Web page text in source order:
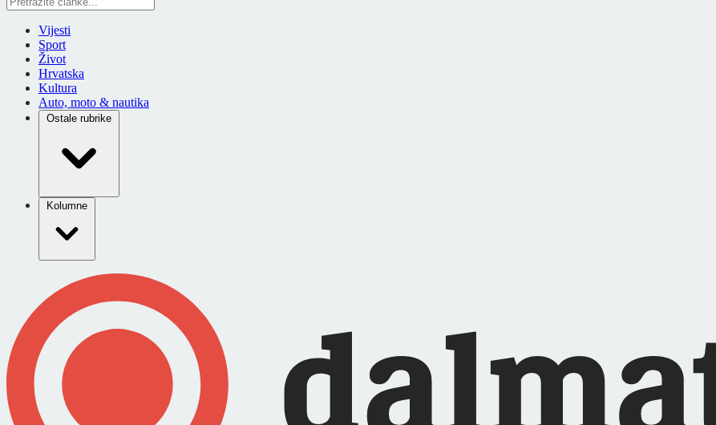
Vijesti
Sport
Život
Hrvatska
Kultura
Auto, moto & nautika
Ostale rubrike
Kolumne